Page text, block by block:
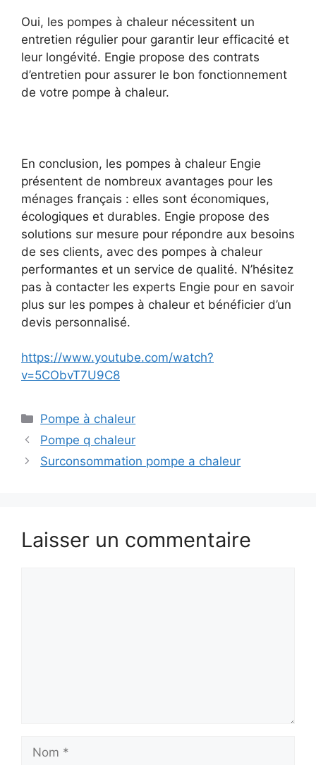
Oui, les pompes à chaleur nécessitent un
entretien régulier pour garantir leur efficacité et
leur longévité. Engie propose des contrats
d’entretien pour assurer le bon fonctionnement
de votre pompe à chaleur.
En conclusion, les pompes à chaleur Engie
présentent de nombreux avantages pour les
ménages français : elles sont économiques,
écologiques et durables. Engie propose des
solutions sur mesure pour répondre aux besoins
de ses clients, avec des pompes à chaleur
performantes et un service de qualité. N’hésitez
pas à contacter les experts Engie pour en savoir
plus sur les pompes à chaleur et bénéficier d’un
devis personnalisé.
https://www.youtube.com/watch?
v=5CObvT7U9C8
Catégories
Pompe à chaleur
Pompe q chaleur
Surconsommation pompe a chaleur
Laisser un commentaire
Nom